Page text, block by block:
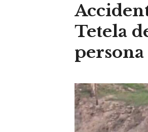
Tetela